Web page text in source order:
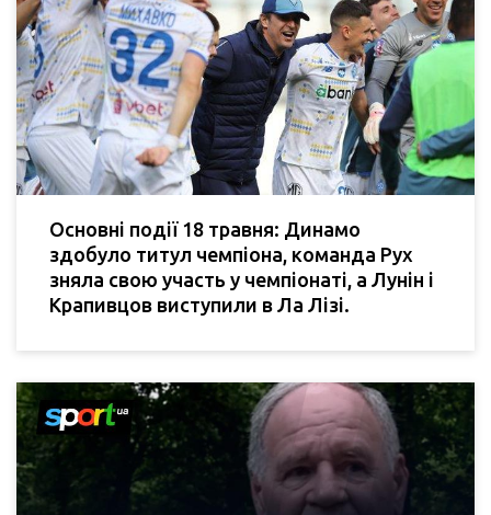
Основні події 18 травня: Динамо
здобуло титул чемпіона, команда Рух
зняла свою участь у чемпіонаті, а Лунін і
Крапивцов виступили в Ла Лізі.